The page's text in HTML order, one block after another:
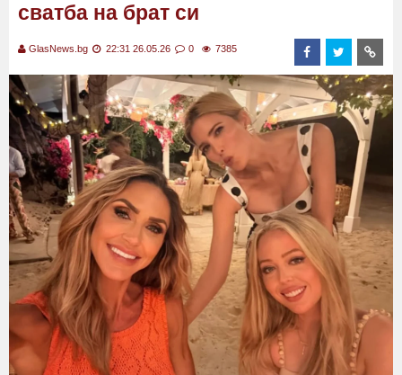
сватба на брат си
GlasNews.bg 22:31 26.05.26 0 7385